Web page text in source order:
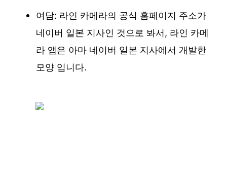
여담: 라인 카메라의 공식 홈페이지 주소가
네이버 일본 지사인 것으로 봐서, 라인 카메
라 앱은 아마 네이버 일본 지사에서 개발한
모양 입니다.